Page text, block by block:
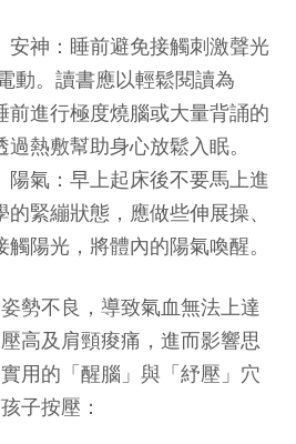
安神：睡前避免接觸刺激聲光
動。讀書應以輕鬆閱讀為
前進行極度燒腦或大量背誦的
過熱敷幫助身心放鬆入眠。
陽氣：早上起床後不要馬上進
的緊繃狀態，應做些伸展操、
觸陽光，將體內的陽氣喚醒。
勢不良，導致氣血無法上達
高及肩頸痠痛，進而影響思
用的「醒腦」與「紓壓」穴
子按壓：